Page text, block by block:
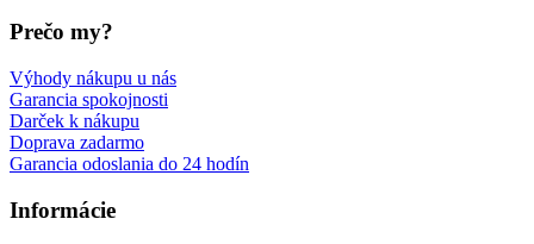
Prečo my?
Výhody nákupu u nás
Garancia spokojnosti
Darček k nákupu
Doprava zadarmo
Garancia odoslania do 24 hodín
Informácie